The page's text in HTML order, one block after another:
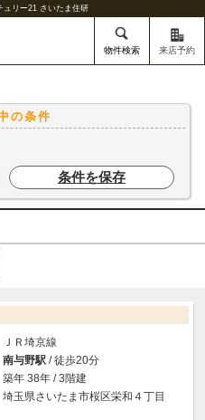
ュリー21 さいたま住研
物件検索 来店予約
の条件
条件を保存
ＪＲ埼京線
南与野駅 / 徒歩20分
築年 38年 / 3階建
埼玉県さいたま市桜区栄和４丁目